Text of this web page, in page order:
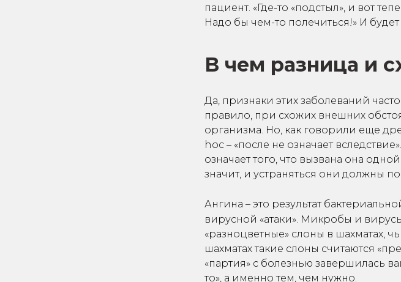
пациент. «Где-то «подстыл», и вот
Надо бы чем-то полечиться!» И
В чем разница и
Да, признаки этих заболеваний
правило, при схожих внешних
организма. Но, как говорили еще
hoc – «после не означает
означает того, что вызвана она
значит, и устраняться они должны
Ангина – это результат
вирусной «атаки». Микробы и
«разноцветные» слоны в шахматах,
шахматах такие слоны считаются
«партия» с болезнью завершилась
то», а именно тем, чем нужно.